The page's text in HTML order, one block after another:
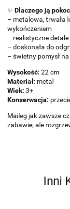
✨ Dlaczego ją
– metalowa, trwała
wykończeniem
– realistyczne
– doskonała do
– świetny pomysł
Wysokość: 22 cm
Materiał: metal
Wiek: 3+
Konserwacja:
Maileg jak zawsze
zabawie, ale
Inni